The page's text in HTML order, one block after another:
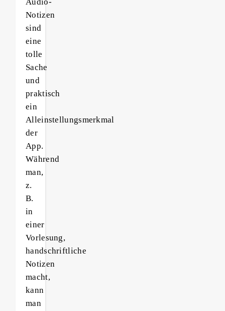
Audio-
Notizen
sind
eine
tolle
Sache
und
praktisch
ein
Alleinstellungsmerkmal
der
App.
Während
man,
z.
B.
in
einer
Vorlesung,
handschriftliche
Notizen
macht,
kann
man